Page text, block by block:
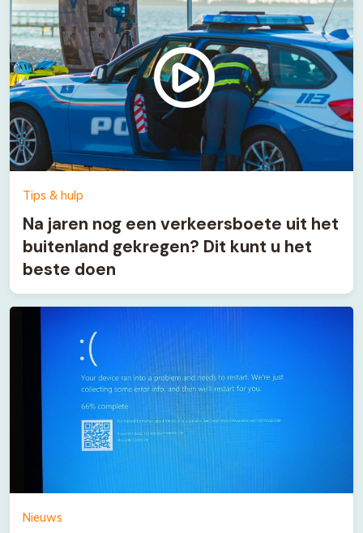
Tips & hulp
Na jaren nog een verkeersboete uit het
buitenland gekregen? Dit kunt u het
beste doen
Nieuws